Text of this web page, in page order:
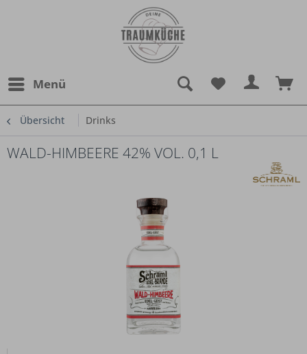
Menü
Übersicht Drinks
WALD-HIMBEERE 42% VOL. 0,1 L